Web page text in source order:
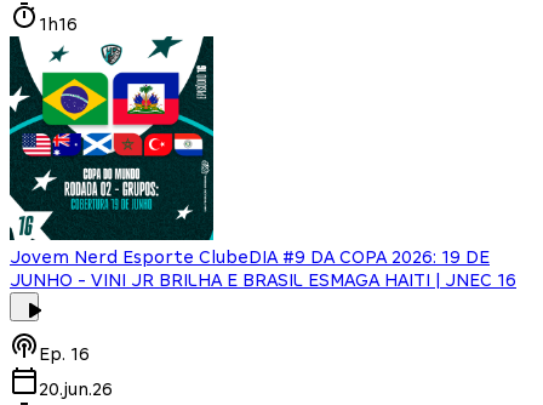
1h16
Jovem Nerd Esporte ClubeDIA #9 DA COPA 2026: 19 DE
JUNHO - VINI JR BRILHA E BRASIL ESMAGA HAITI | JNEC 16
Ep. 16
20.jun.26